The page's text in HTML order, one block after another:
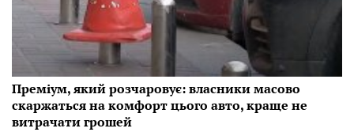
Преміум, який розчаровує: власники масово
скаржаться на комфорт цього авто, краще не
витрачати грошей